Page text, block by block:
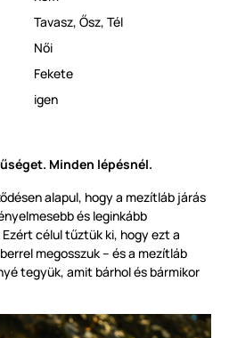
Tavasz, Ősz, Tél
Női
Fekete
igen
Minden lépésnél.
alapul, hogy a mezítláb járás
és leginkább
célul tűztük ki, hogy ezt a
megosszuk – és a mezítláb
tegyük, amit bárhol és bármikor